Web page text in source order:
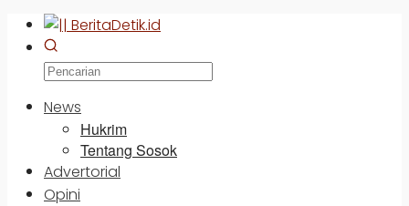
News
Hukrim
Tentang Sosok
Advertorial
Opini